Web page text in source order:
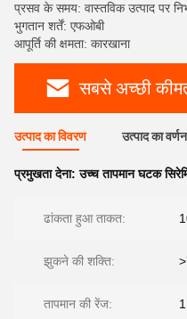
प्रसव के समय: वास्तविक उत्पाद पर
भुगतान शर्तें: एफओबी
आपूर्ति की क्षमता: कारखाना
सबसे अच्छी
उत्पाद का विवरण उत्पाद का वर्णन
प्रमुखता देना:उच्च तापमान घटक
ढांकता हुआ ताकत:
झुकने की शक्ति:
तापमान की रेंज: